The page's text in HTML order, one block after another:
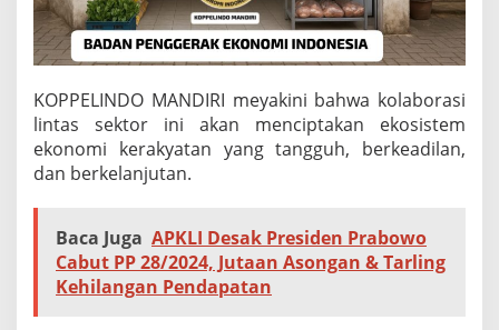
KOPPELINDO MANDIRI meyakini bahwa kolaborasi
lintas sektor ini akan menciptakan ekosistem
ekonomi kerakyatan yang tangguh, berkeadilan,
dan berkelanjutan.
Baca Juga APKLI Desak Presiden Prabowo
Cabut PP 28/2024, Jutaan Asongan & Tarling
Kehilangan Pendapatan